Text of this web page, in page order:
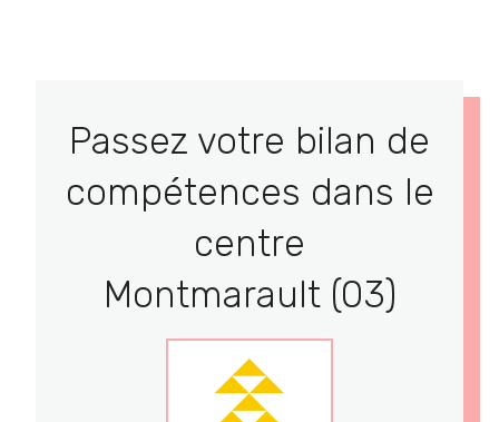
Passez votre bilan de
compétences dans le
centre
Montmarault (03)